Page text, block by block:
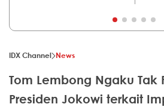
IDX Channel News
Tom Lembong Ngaku Tak
Presiden Jokowi terkait